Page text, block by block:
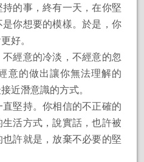
的事，終有一天，在你堅
你想要的模樣。於是，你
好。
經意的冷淡，不經意的忽
意的做出讓你無法理解的
近潛意識的方式。
堅持。你相信的不正確的
活方式，說實話，也許被
許就是，放棄不必要的堅